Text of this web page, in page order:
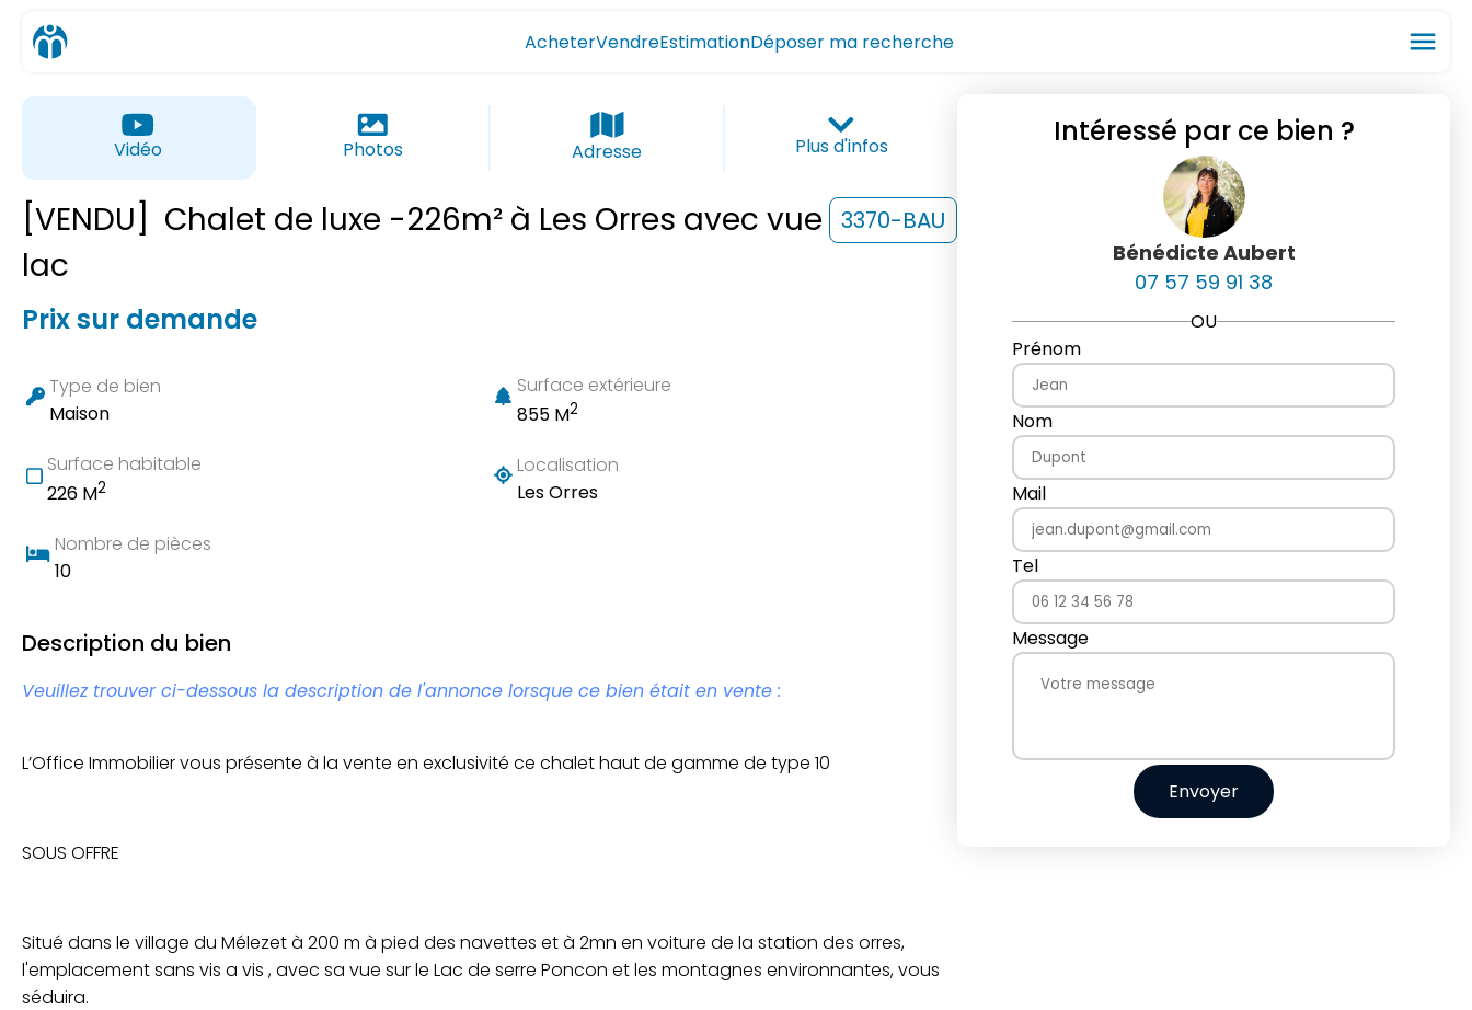
AcheterVendreEstimationDéposer ma recherche menu
Vidéo Photos Adresse Plus d'infos
[VENDU] Chalet de luxe -226m² à Les Orres avec vue
lac
3370-BAU
Prix sur demande
Type de bien
Maison
Surface extérieure
855 M2
Surface habitable
226 M2
Localisation
Les Orres
Nombre de pièces
10
Description du bien
Veuillez trouver ci-dessous la description de l'annonce lorsque ce bien était en vente :
L’Office Immobilier vous présente à la vente en exclusivité ce chalet haut de gamme de type 10
SOUS OFFRE
Situé dans le village du Mélezet à 200 m à pied des navettes et à 2mn en voiture de la station des orres,
l'emplacement sans vis a vis , avec sa vue sur le Lac de serre Poncon et les montagnes environnantes, vous
séduira.
Intéressé par ce bien ?
Bénédicte Aubert
07 57 59 91 38
OU
Prénom
Nom
Mail
Tel
Message
Envoyer